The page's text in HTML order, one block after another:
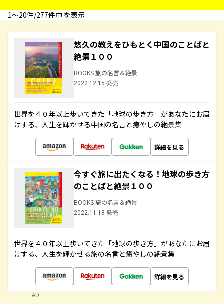
1〜20件/277件中 を表示
悠久の教えをひもとく中国のことばと
絶景１００
BOOKS 旅の名言＆絶景
2022.12.15 発売
世界を４０年以上歩いてきた「地球の歩き方」があなたにお届
けする、人生を輝かせる中国の名言と癒やしの絶景集
詳細を見る
今すぐ旅に出たくなる！地球の歩き方
のことばと絶景１００
BOOKS 旅の名言＆絶景
2022.11.18 発売
世界を４０年以上歩いてきた「地球の歩き方」があなたにお届
けする、人生を輝かせる旅の名言と癒やしの絶景集
詳細を見る
AD